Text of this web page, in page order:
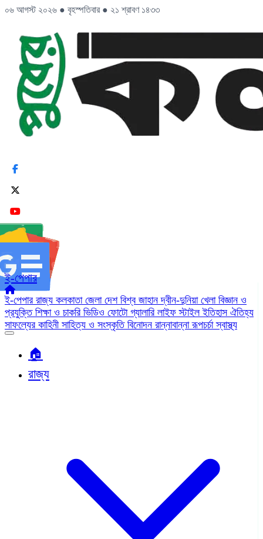
০৬ আগস্ট ২০২৬ ● বৃহস্পতিবার ● ২১ শ্রাবণ ১৪৩৩
ই-পেপার
ই-পেপার রাজ্য কলকাতা জেলা দেশ বিশ্ব জাহানদ্বীন-দুনিয়া খেলা বিজ্ঞান ও
প্রযুক্তি শিক্ষা ও চাকরি ভিডিও ফোটো গ্যালারি লাইফ স্টাইলইতিহাস ঐতিহ্য
সাফল্যের কাহিনী সাহিত্য ও সংস্কৃতি বিনোদন রান্নাবান্নারূপচর্চাস্বাস্থ্য
🏠︎
রাজ্য